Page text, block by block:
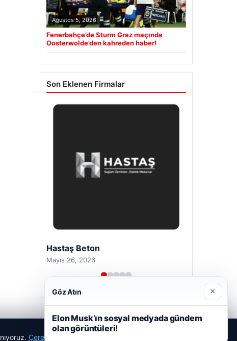
Ağustos 5, 2026
Fenerbahçe’de Sturm Graz maçında
Oosterwolde’den kahreden haber!
Son Eklenen Firmalar
Hastaş Beton
Mayıs 26, 2026
Çerez Politikamız
Göz Atın ×
Elon Musk’ın sosyal medyada gündem
olan görüntüleri!